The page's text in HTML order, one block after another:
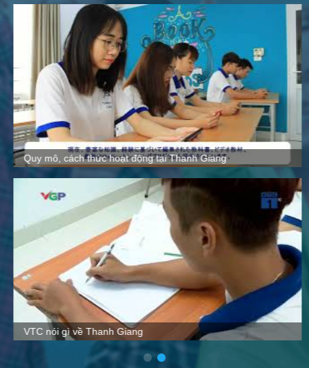
Quy mô, cách thức hoạt động tại Thanh Giang
VTC nói gì về Thanh Giang